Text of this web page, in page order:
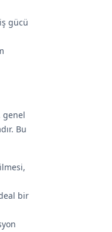
gücü
genel
Bu
bir